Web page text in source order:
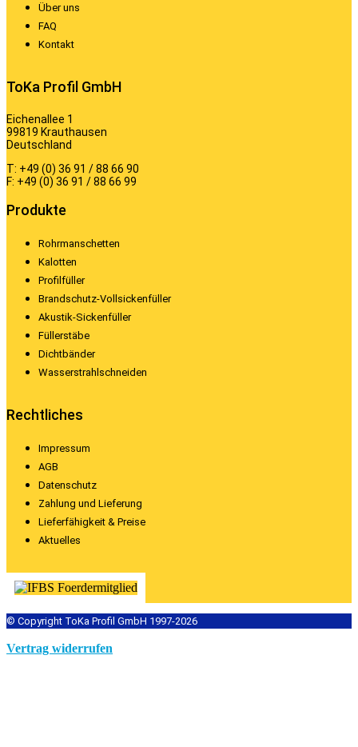
Über uns
FAQ
Kontakt
ToKa Profil GmbH
Eichenallee 1
99819 Krauthausen
Deutschland
T: +49 (0) 36 91 / 88 66 90
F: +49 (0) 36 91 / 88 66 99
Produkte
Rohrmanschetten
Kalotten
Profilfüller
Brandschutz-Vollsickenfüller
Akustik-Sickenfüller
Füllerstäbe
Dichtbänder
Wasserstrahlschneiden
Rechtliches
Impressum
AGB
Datenschutz
Zahlung und Lieferung
Lieferfähigkeit & Preise
Aktuelles
© Copyright ToKa Profil GmbH 1997-2026
Vertrag widerrufen